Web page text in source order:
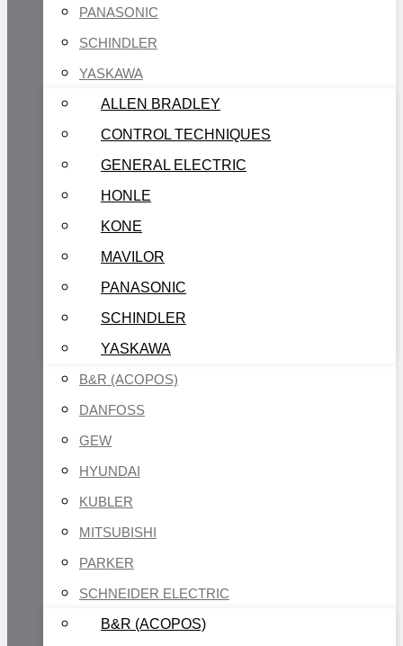
PANASONIC
SCHINDLER
YASKAWA
ALLEN BRADLEY
CONTROL TECHNIQUES
GENERAL ELECTRIC
HONLE
KONE
MAVILOR
PANASONIC
SCHINDLER
YASKAWA
B&R (ACOPOS)
DANFOSS
GEW
HYUNDAI
KUBLER
MITSUBISHI
PARKER
SCHNEIDER ELECTRIC
B&R (ACOPOS)